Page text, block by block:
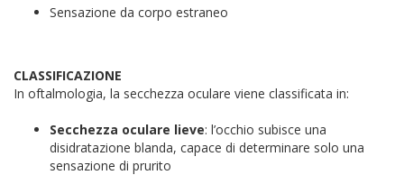
Sensazione da corpo estraneo
CLASSIFICAZIONE
In oftalmologia, la secchezza oculare viene classificata in:
Secchezza oculare lieve: l’occhio subisce una
disidratazione blanda, capace di determinare solo una
sensazione di prurito